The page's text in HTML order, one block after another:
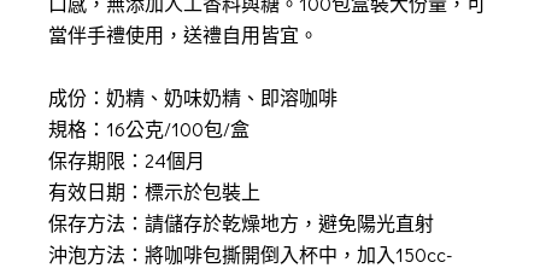
當伴手禮使用，送禮自用皆宜。
成份：奶精、奶味奶精、即溶咖啡
規格：16公克/100包/盒
保存期限：24個月
有效日期：標示於包裝上
保存方法：請儲存於乾燥地方，避免陽光直射
沖泡方法：將咖啡包撕開倒入杯中，加入150cc-